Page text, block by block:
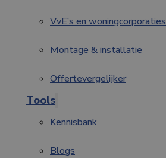
VvE’s en woningcorporaties
Montage & installatie
Offertevergelijker
Tools
Kennisbank
Blogs